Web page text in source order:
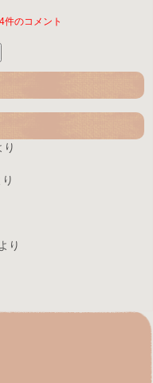
件のコメント
り
り
より